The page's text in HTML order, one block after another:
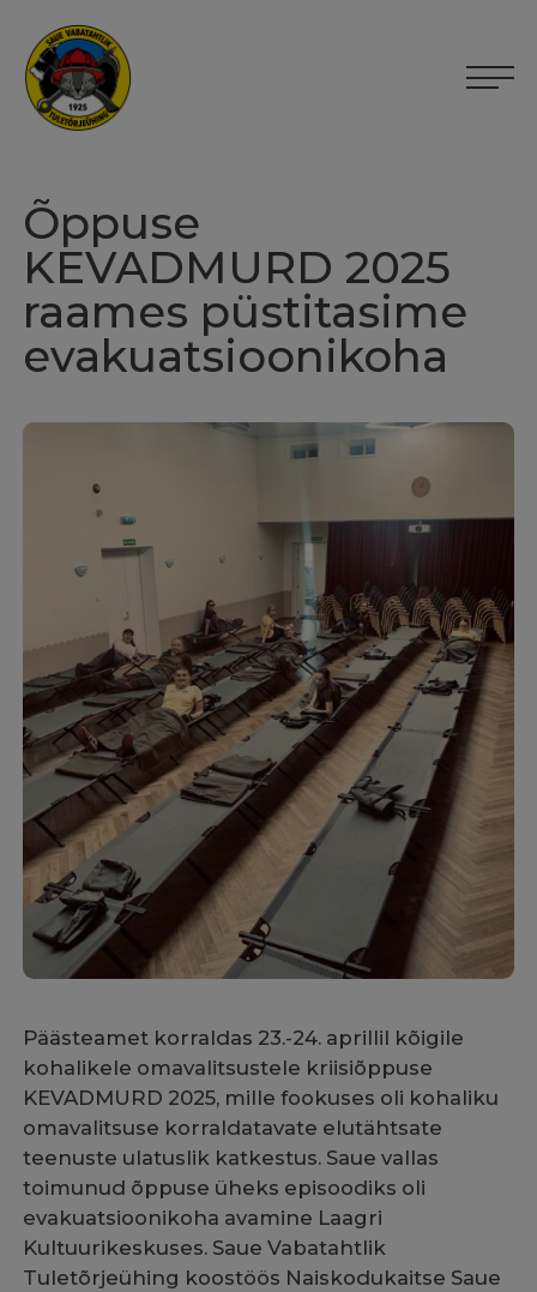
Õppuse
KEVADMURD 2025
raames püstitasime
evakuatsioonikoha
Päästeamet korraldas 23.-24. aprillil kõigile
kohalikele omavalitsustele kriisiõppuse
KEVADMURD 2025, mille fookuses oli kohaliku
omavalitsuse korraldatavate elutähtsate
teenuste ulatuslik katkestus. Saue vallas
toimunud õppuse üheks episoodiks oli
evakuatsioonikoha avamine Laagri
Kultuurikeskuses. Saue Vabatahtlik
Tuletõrjeühing koostöös Naiskodukaitse Saue